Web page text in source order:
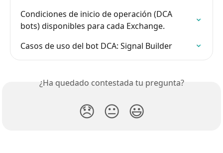
Condiciones de inicio de operación (DCA
bots) disponibles para cada Exchange.
Casos de uso del bot DCA: Signal Builder
¿Ha quedado contestada tu pregunta?
😞 😐 😃